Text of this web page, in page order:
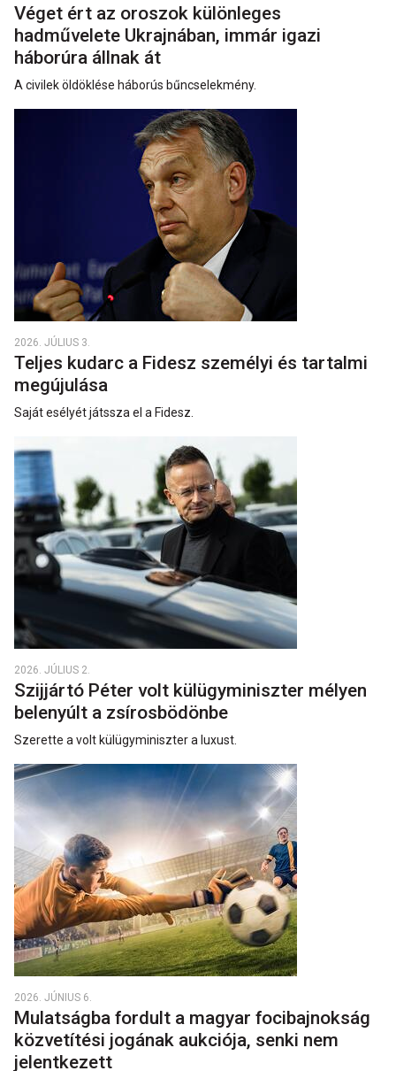
Véget ért az oroszok különleges
hadművelete Ukrajnában, immár igazi
háborúra állnak át
A civilek öldöklése háborús bűncselekmény.
2026. JÚLIUS 3.
Teljes kudarc a Fidesz személyi és tartalmi
megújulása
Saját esélyét játssza el a Fidesz.
2026. JÚLIUS 2.
Szijjártó Péter volt külügyminiszter mélyen
belenyúlt a zsírosbödönbe
Szerette a volt külügyminiszter a luxust.
2026. JÚNIUS 6.
Mulatságba fordult a magyar focibajnokság
közvetítési jogának aukciója, senki nem
jelentkezett